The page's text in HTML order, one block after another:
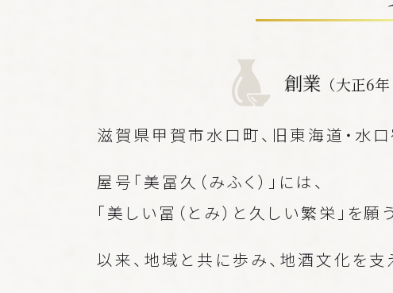
創業 （大正6
滋賀県甲賀市水口町、旧東海道・水口
屋号「美冨久（みふく）」には、
「美しい冨（とみ）と久しい繁栄」を
以来、地域と共に歩み、地酒文化を支